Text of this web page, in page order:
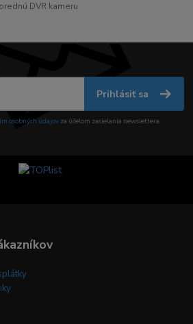
DVR kameru
Prihlásiť sa
osobných údajov za účelom zasielania newslettera.